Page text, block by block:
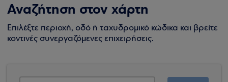
Αναζήτηση στον χάρτη
Επιλέξτε περιοχή, οδό ή ταχυδρομικό κώδικα και βρείτε
κοντινές συνεργαζόμενες επιχειρήσεις.